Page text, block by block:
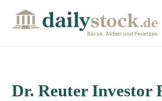
Börse, Aktien und Finanzen
Dr. Reuter Investor